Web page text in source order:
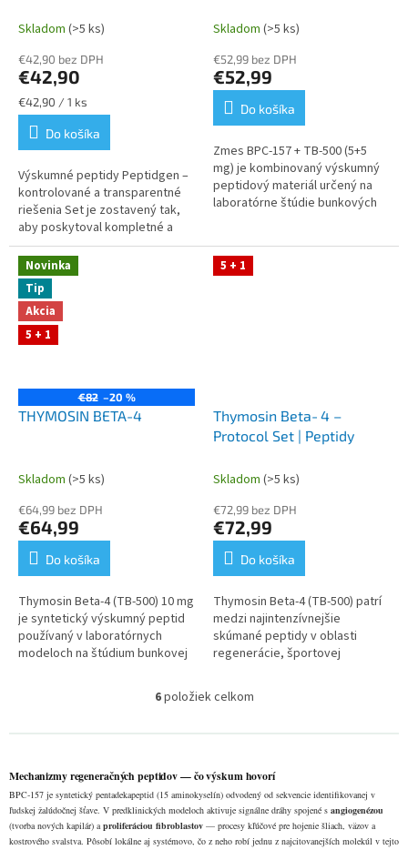
Skladom (>5 ks)
€42,90 bez DPH
€42,90
Jednotková
cena:
€42,90 / 1 ks
Do košíka
Výskumné peptidy Peptidgen –
kontrolované a transparentné
riešenia Set je zostavený tak,
aby poskytoval kompletné a
stabilné riešenie pre prácu s
molekulou BPC‑157, vrátane...
Skladom (>5 ks)
€52,99 bez DPH
€52,99
Do košíka
Zmes BPC‑157 + TB‑500 (5+5
mg) je kombinovaný výskumný
peptidový materiál určený na
laboratórne štúdie bunkových
Novinka
Tip
Akcia
5 + 1
€82 –20 %
THYMOSIN BETA-4
Skladom (>5 ks)
€64,99 bez DPH
€64,99
Do košíka
Thymosin Beta‑4 (TB‑500) 10 mg
je syntetický výskumný peptid
používaný v laboratórnych
modeloch na štúdium bunkovej
5 + 1
Thymosin Beta‑4 –
Protocol Set | Peptidy
Skladom (>5 ks)
€72,99 bez DPH
€72,99
Do košíka
Thymosin Beta‑4 (TB‑500) patrí
medzi najintenzívnejšie
skúmané peptidy v oblasti
regenerácie, športovej
Tento Protocol Set obsahuje
TB‑500,...
O
d
a
c
i
e
6položiek celkom
Mechanizmy regeneračných peptidov — čo výskum hovorí
BPC‑157 je syntetický pentadekapeptid (15 aminokyselín) odvodený od sekvencie identifikovanej v
ľudskej žalúdočnej šťave. V predklinických modeloch aktivuje signálne dráhy spojené s angiogenézou
(tvorba nových kapilár) a proliferáciou fibroblastov — procesy kľúčové pre hojenie šliach, väzov a
kostrového svalstva. Pôsobí lokálne aj systémovo, čo z neho robí jednu z najcitovanejších molekúl v tejto